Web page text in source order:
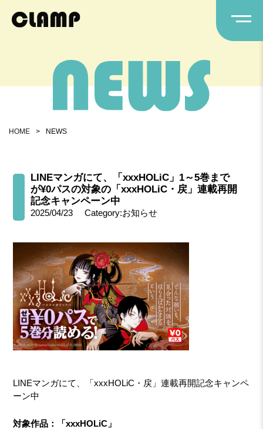
HOME > NEWS
LINEマンガにて、「xxxHOLiC」1～5巻まで
が¥0パスの対象の「xxxHOLiC・戻」連載再開
記念キャンペーン中
2025/04/23 Category:お知らせ
LINEマンガにて、「xxxHOLiC・戻」連載再開記念キャンペ
ーン中
対象作品：「xxxHOLiC」